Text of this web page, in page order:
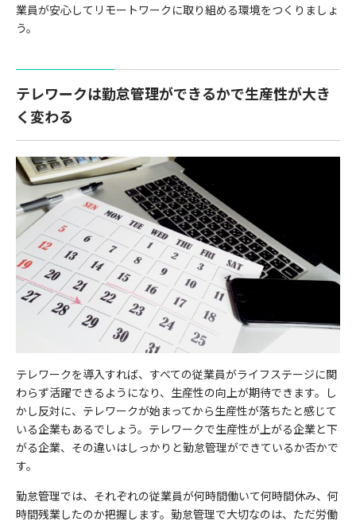
業員が安心してリモートワークに取り組める環境をつくりましょ
う。
テレワークは勤怠管理ができるかで生産性が大き
く変わる
テレワークを導入すれば、すべての従業員がライフステージに関
わらず活躍できるようになり、生産性の向上が期待できます。し
かし反対に、テレワークが始まってから生産性が落ちたと感じて
いる企業もあるでしょう。テレワークで生産性が上がる企業と下
がる企業、その違いはしっかりと勤怠管理ができているか否かで
す。
勤怠管理では、それぞれの従業員が何時間働いて何時間休み、何
時間残業したのか把握します。勤怠管理で大切なのは、ただ労働